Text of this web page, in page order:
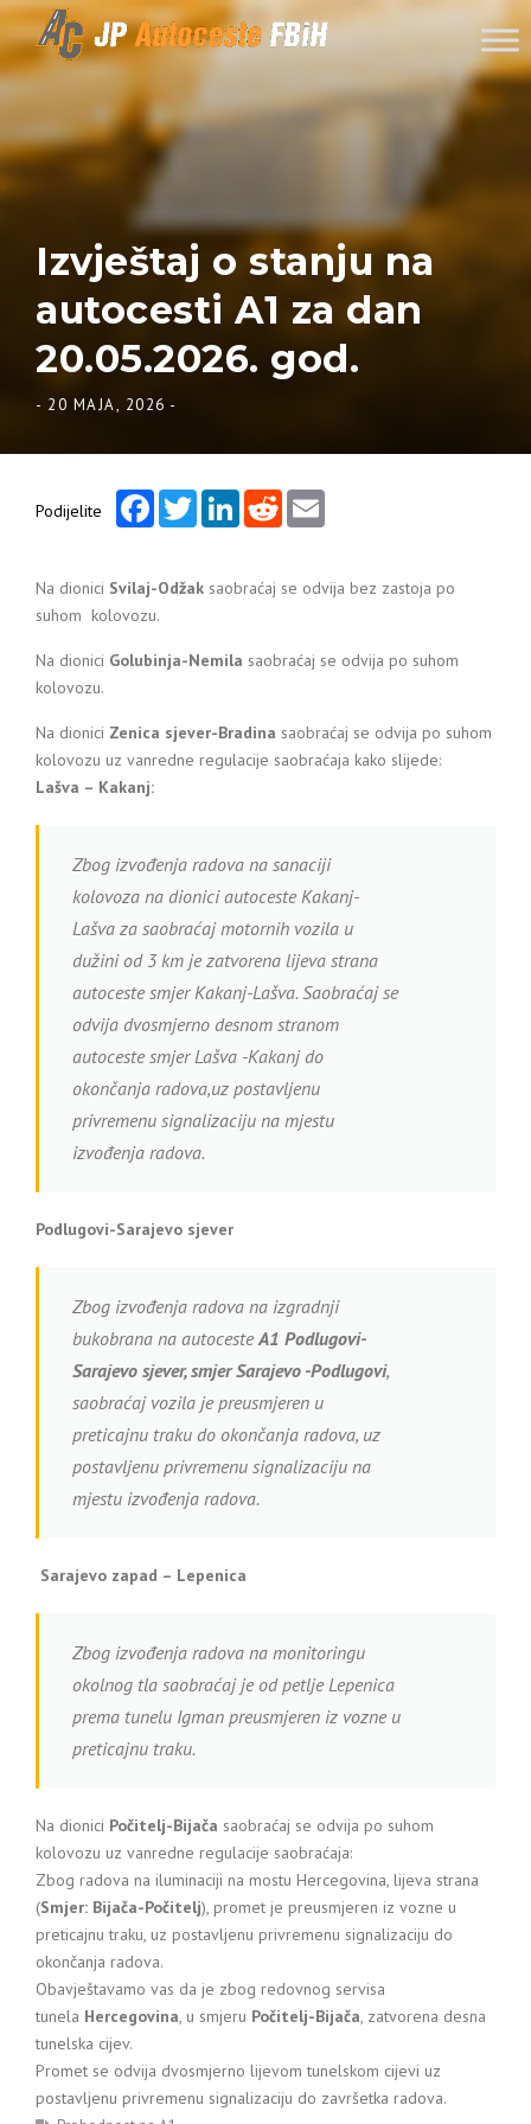
Skip to content
Izvještaj o stanju na
autocesti A1 za dan
20.05.2026. god.
- 20 MAJA, 2026 -
Podijelite
FacebookTwitterLinkedInReddit
Na dionici Svilaj-Odžak saobraćaj se odvija bez zastoja po
suhom kolovozu.
Na dionici Golubinja-Nemila saobraćaj se odvija po suhom
kolovozu.
Na dionici Zenica sjever-Bradina saobraćaj se odvija po suhom
kolovozu uz vanredne regulacije saobraćaja kako slijede:
Lašva – Kakanj:
Zbog izvođenja radova na sanaciji
kolovoza na dionici autoceste Kakanj-
Lašva za saobraćaj motornih vozila u
dužini od 3 km je zatvorena lijeva strana
autoceste smjer Kakanj-Lašva. Saobraćaj se
odvija dvosmjerno desnom stranom
autoceste smjer Lašva -Kakanj do
okončanja radova,uz postavljenu
privremenu signalizaciju na mjestu
izvođenja radova.
Podlugovi-Sarajevo sjever
Zbog izvođenja radova na izgradnji
bukobrana na autocesteA1 Podlugovi-
Sarajevo sjever, smjer Sarajevo -Podlugovi,
saobraćaj vozila je preusmjeren u
preticajnu traku do okončanja radova, uz
postavljenu privremenu signalizaciju na
mjestu izvođenja radova.
Sarajevo zapad – Lepenica
Zbog izvođenja radova na monitoringu
okolnog tla saobraćaj je od petlje Lepenica
prema tunelu Igman preusmjeren iz vozne u
preticajnu traku.
Na dionici Počitelj-Bijača saobraćaj se odvija po suhom
kolovozu uz vanredne regulacije saobraćaja:
Zbog radova na iluminaciji na mostu Hercegovina, lijeva strana
(Smjer: Bijača-Počitelj), promet je preusmjeren iz vozne u
preticajnu traku, uz postavljenu privremenu signalizaciju do
okončanja radova.
Obavještavamo vas da je zbog redovnog servisa
tunela Hercegovina, u smjeru Počitelj-Bijača, zatvorena desna
tunelska cijev.
Promet se odvija dvosmjerno lijevom tunelskom cijevi uz
postavljenu privremenu signalizaciju do završetka radova.